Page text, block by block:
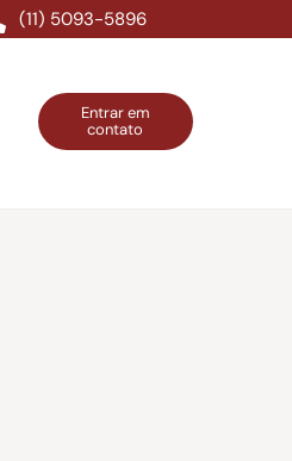
(11) 5093-5896
Entrar em
contato